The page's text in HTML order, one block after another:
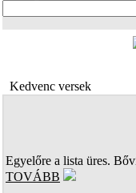
Kedvenc versek
Egyelőre a lista üres.
TOVÁBB